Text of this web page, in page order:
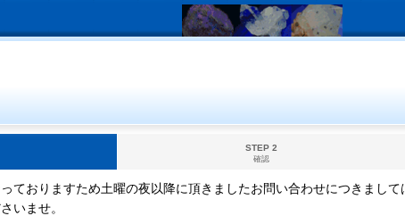
STEP 2
確認
ておりますため土曜の夜以降に頂きましたお問い合わせにつきまして
いませ。